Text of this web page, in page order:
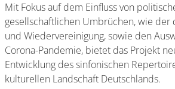
Mit Fokus auf dem Einfluss von
gesellschaftlichen Umbrüchen, wie der
und Wiedervereinigung, sowie den
Corona-Pandemie, bietet das Projekt
Entwicklung des sinfonischen
kulturellen Landschaft Deutschlands.